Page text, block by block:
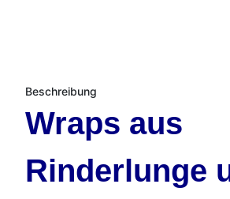
Beschreibung
Wraps aus
Rinderlunge